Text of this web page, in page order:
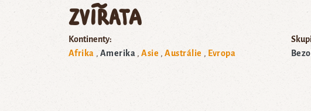
Zvířata
Kontinenty:
Afrika
Amerika Asie Austrálie Evropa